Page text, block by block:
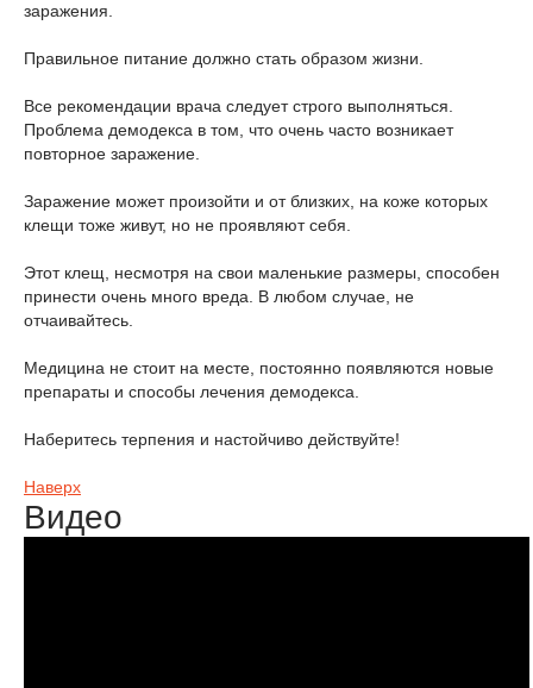
заражения.
Правильное питание должно стать образом жизни.
Все рекомендации врача следует строго выполняться.
Проблема демодекса в том, что очень часто возникает
повторное заражение.
Заражение может произойти и от близких, на коже которых
клещи тоже живут, но не проявляют себя.
Этот клещ, несмотря на свои маленькие размеры, способен
принести очень много вреда. В любом случае, не
отчаивайтесь.
Медицина не стоит на месте, постоянно появляются новые
препараты и способы лечения демодекса.
Наберитесь терпения и настойчиво действуйте!
Наверх
Видео